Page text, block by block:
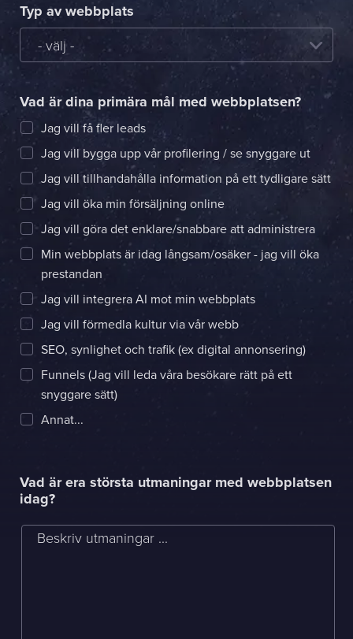
Typ av webbplats
- välj -
Vad är dina primära mål med webbplatsen?
Jag vill få fler leads
Jag vill bygga upp vår profilering / se snyggare ut
Jag vill tillhandahålla information på ett tydligare sätt
Jag vill öka min försäljning online
Jag vill göra det enklare/snabbare att administrera
Min webbplats är idag långsam/osäker - jag vill öka
prestandan
Jag vill integrera AI mot min webbplats
Jag vill förmedla kultur via vår webb
SEO, synlighet och trafik (ex digital annonsering)
Funnels (Jag vill leda våra besökare rätt på ett
snyggare sätt)
Annat...
Vad är era största utmaningar med webbplatsen
idag?
Beskriv utmaningar ...